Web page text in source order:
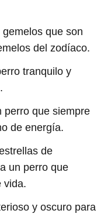
que son
del zodíaco.
tranquilo y
perro que siempre
de energía.
de
un perro que
vida.
y oscuro para